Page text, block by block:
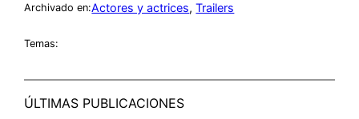
Archivado en:Actores y actrices, Trailers
Temas:
ÚLTIMAS PUBLICACIONES